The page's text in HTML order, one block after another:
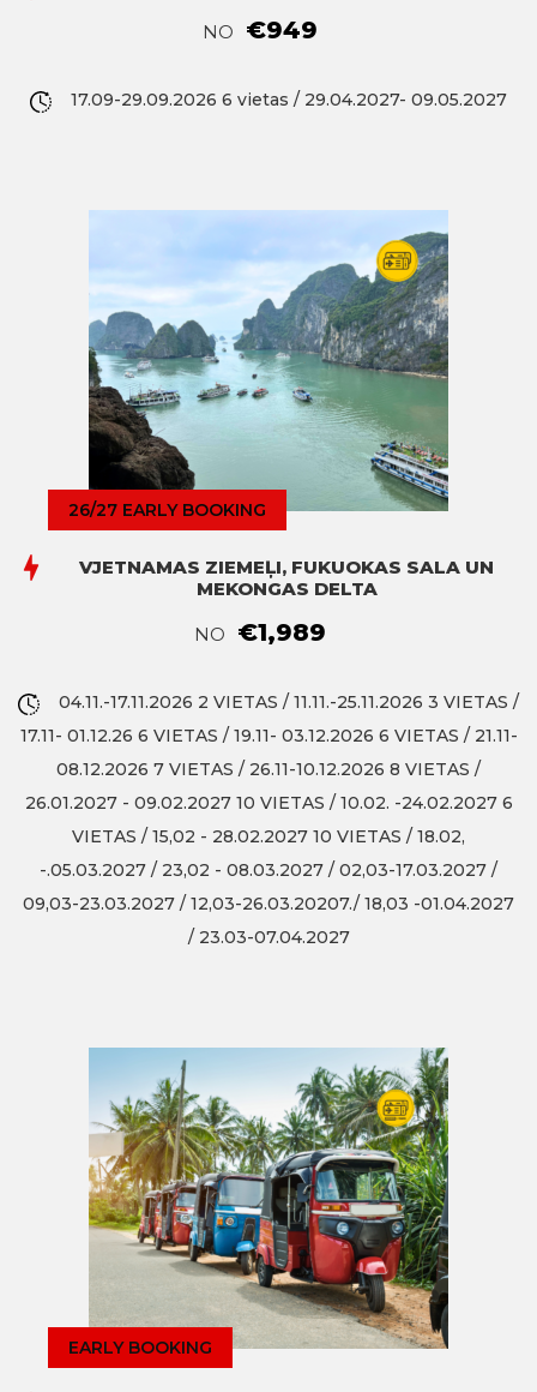
NO
€949
17.09-29.09.2026 6 vietas / 29.04.2027- 09.05.2027
26/27 EARLY BOOKING
VJETNAMAS ZIEMEĻI, FUKUOKAS SALA UN
MEKONGAS DELTA
NO
€1,989
04.11.-17.11.2026 2 VIETAS / 11.11.-25.11.2026 3 VIETAS /
17.11- 01.12.26 6 VIETAS / 19.11- 03.12.2026 6 VIETAS / 21.11-
08.12.2026 7 VIETAS / 26.11-10.12.2026 8 VIETAS /
26.01.2027 - 09.02.2027 10 VIETAS / 10.02. -24.02.2027 6
VIETAS / 15,02 - 28.02.2027 10 VIETAS / 18.02,
-.05.03.2027 / 23,02 - 08.03.2027 / 02,03-17.03.2027 /
09,03-23.03.2027 / 12,03-26.03.20207./ 18,03 -01.04.2027
/ 23.03-07.04.2027
EARLY BOOKING